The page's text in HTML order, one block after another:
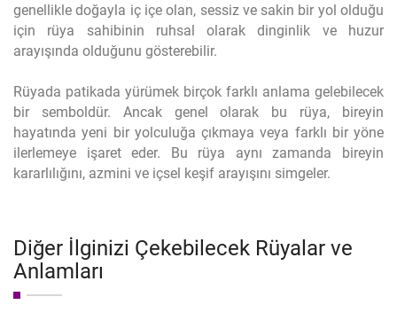
genellikle doğayla iç içe olan, sessiz ve sakin bir yol olduğu
için rüya sahibinin ruhsal olarak dinginlik ve huzur
arayışında olduğunu gösterebilir.
Rüyada patikada yürümek birçok farklı anlama gelebilecek
bir semboldür. Ancak genel olarak bu rüya, bireyin
hayatında yeni bir yolculuğa çıkmaya veya farklı bir yöne
ilerlemeye işaret eder. Bu rüya aynı zamanda bireyin
kararlılığını, azmini ve içsel keşif arayışını simgeler.
Diğer İlginizi Çekebilecek Rüyalar ve
Anlamları